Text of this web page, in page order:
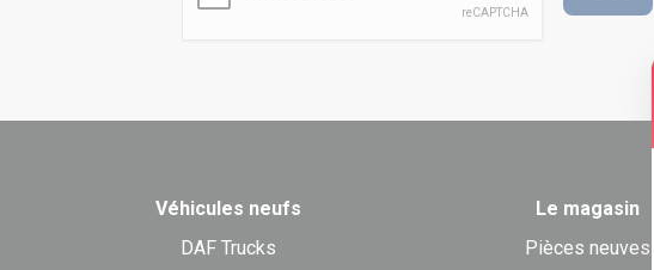
Véhicules neufs
DAF Trucks
Le magasin
Pièces neuves